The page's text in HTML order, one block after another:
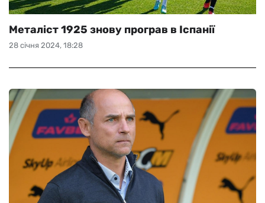
28 січня 2024, 18:28
Mеталіст 1925 знову програв в Іспанії